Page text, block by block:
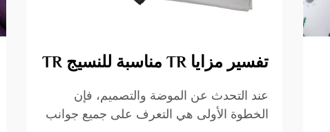
تفسير مزايا TR مناسبة للنسيج TR
عند التحدث عن الموضة والتصميم، فإن
الخطوة الأولى هي التعرف على جميع جوانب